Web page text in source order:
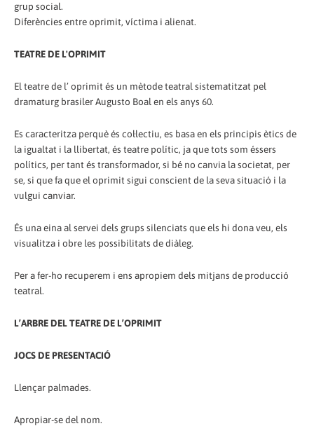
grup social.
Diferències entre oprimit, víctima i alienat.
TEATRE DE L'OPRIMIT
El teatre de l’ oprimit és un mètode teatral sistematitzat pel
dramaturg brasiler Augusto Boal en els anys 60.
Es caracteritza perquè és col·lectiu, es basa en els principis ètics de
la igualtat i la llibertat, és teatre polític, ja que tots som éssers
polítics, per tant és transformador, si bé no canvia la societat, per
se, si que fa que el oprimit sigui conscient de la seva situació i la
vulgui canviar.
És una eina al servei dels grups silenciats que els hi dona veu, els
visualitza i obre les possibilitats de diàleg.
Per a fer-ho recuperem i ens apropiem dels mitjans de producció
teatral.
L’ARBRE DEL TEATRE DE L’OPRIMIT
JOCS DE PRESENTACIÓ
Llençar palmades.
Apropiar-se del nom.